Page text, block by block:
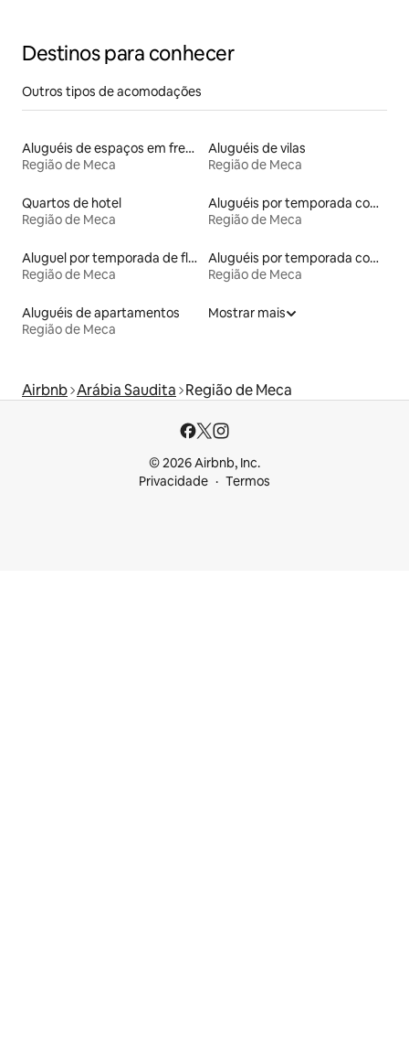
Destinos para conhecer
Outros tipos de acomodações
Aluguéis de espaços em frente à praia
Região de Meca
Aluguéis de vilas
Região de Meca
Quartos de hotel
Região de Meca
Aluguéis por temporada com acesso ao lago
Região de Meca
Aluguel por temporada de flats
Região de Meca
Aluguéis por temporada com sauna
Região de Meca
Aluguéis de apartamentos
Região de Meca
Mostrar mais
Airbnb Arábia Saudita Região de Meca
© 2026 Airbnb, Inc.
Privacidade
Termos